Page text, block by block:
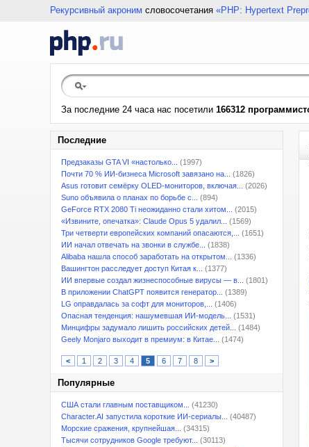
Рекурсивный акроним словосочетания «PHP: Hypertext
За последние 24 часа нас посетили 166312
Последние
Предзаказы GTA VI «настолько...
(1997)
Почти 70 % ИИ-бизнеса Microsoft завязано на...
(1826)
Asus готовит семёрку OLED-мониторов, включая...
(2026)
Suno объявила о планах по борьбе с...
(894)
GeForce RTX 2080 Ti неожиданно стали хитом...
(2015)
«Извините, опечатка»: Claude Opus 5 удалил...
(1569)
Три четверти европейских компаний опасаются,...
(1651)
ИИ начал отвечать на звонки в службе...
(1838)
Alibaba нашла способ заработать на открытом...
(1336)
Вашингтон расследует доступ Китая к...
(1377)
ИИ впервые создал жизнеспособные вирусы — в...
(1801)
В приложении ChatGPT появится генератор...
(1389)
LG оправдалась за софт для мониторов,...
(1406)
Опасная тенденция: нашумевшая ИИ-модель...
(1531)
Минцифры задумало лишить российских детей...
(1484)
Geely Monjaro выходит в премиум: в Китае...
(1474)
< 1 2 3 4 5 6 7 8 >
Популярные
США стали главным поставщиком...
(41230)
Character.AI запустила короткие ИИ-сериалы...
(40487)
Морские сражения, крупнейшая...
(34315)
Тысячи сотрудников Google требуют...
(30113)